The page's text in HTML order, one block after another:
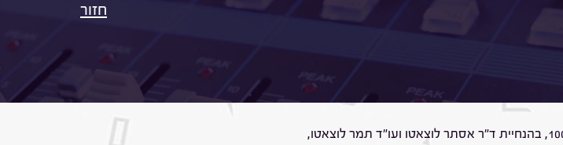
חזור
באמת הבעלים של היצירות שלכם? האם הן שייכות לו?